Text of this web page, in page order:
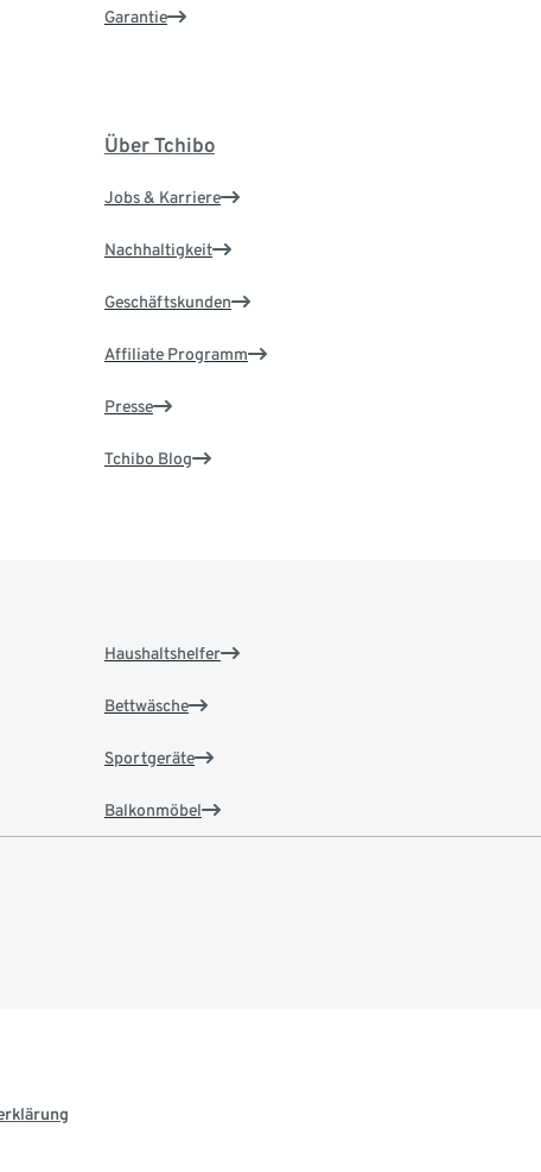
Garantie
Über Tchibo
Jobs & Karriere
Nachhaltigkeit
Geschäftskunden
Affiliate Programm
Presse
Tchibo Blog
Haushaltshelfer
Bettwäsche
Sportgeräte
Balkonmöbel